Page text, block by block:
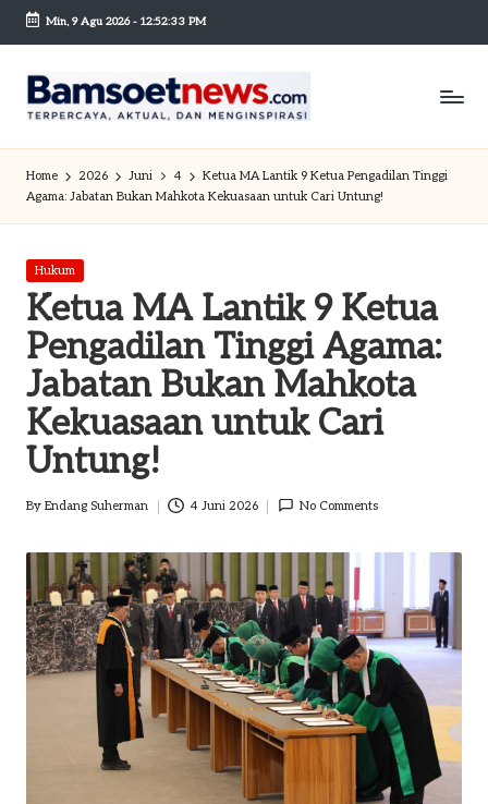
Skip
content
Min, 9 Agu 2026- 12:52:34 PM
B
a
m
s
o
et
n
e
w
sc
o
m
Mobilitas
Home 2026 Juni 4
Ketua MA Lantik 9 Ketua Pengadilan Tinggi
Agama: Jabatan Bukan Mahkota Kekuasaan untuk Cari Untung!
Posted
in
Hukum
Ketua MA Lantik 9 Ketua
Pengadilan Tinggi Agama:
Jabatan Bukan Mahkota
Kekuasaan untuk Cari
Untung!
Posted
By Endang Suherman 4 Juni 2026 No Comments